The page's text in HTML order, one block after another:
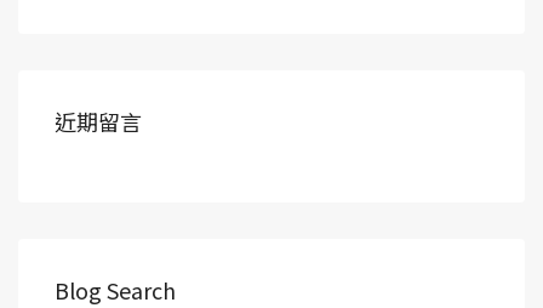
近期留言
Blog Search